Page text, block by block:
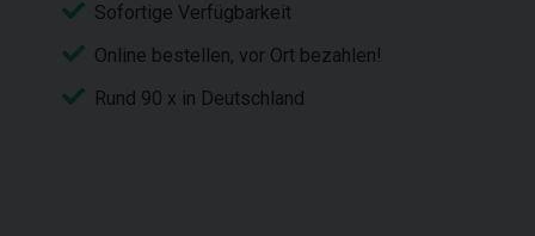
Sofortige Verfügbarkeit
Online bestellen, vor Ort bezahlen!
Rund 90 x in Deutschland